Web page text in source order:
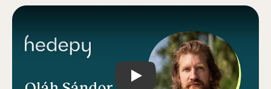
Play